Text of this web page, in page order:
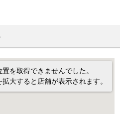
置を取得できませんでした。
拡大すると店舗が表示されます。